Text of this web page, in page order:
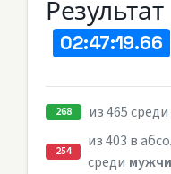
Результат
02:47:19.66
268 из 465
254
из 403 в
среди